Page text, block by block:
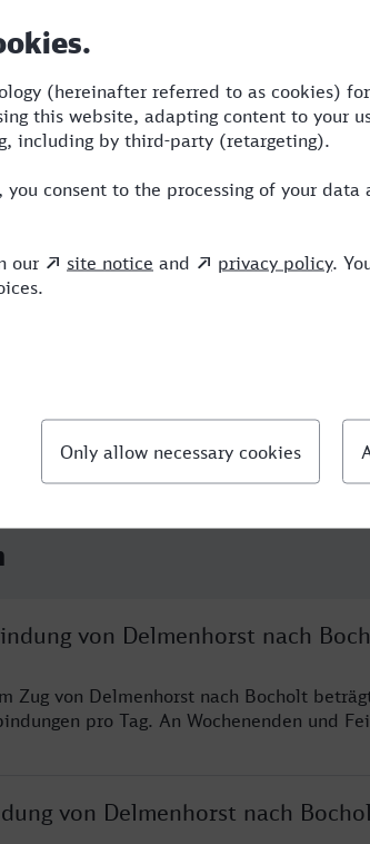
2 ICE,VIA
von Delmenhorst nach
Zug von Delmenhorst nach Bocholt
pro Tag. An Wochenenden und
von Delmenhorst nach